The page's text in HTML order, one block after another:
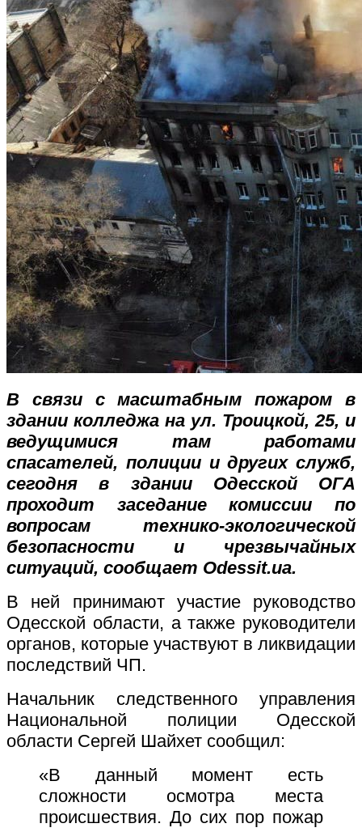
В связи с масштабным пожаром в
здании колледжа на ул. Троицкой, 25, и
ведущимися там работами
спасателей, полиции и других служб,
сегодня в здании Одесской ОГА
проходит заседание комиссии по
вопросам технико-экологической
безопасности и чрезвычайных
ситуаций, сообщает Odessit.ua.
В ней принимают участие руководство
Одесской области, а также руководители
органов, которые участвуют в ликвидации
последствий ЧП.
Начальник следственного управления
Национальной полиции Одесской
области Сергей Шайхет сообщил:
«В данный момент есть
сложности осмотра места
происшествия. До сих пор пожар